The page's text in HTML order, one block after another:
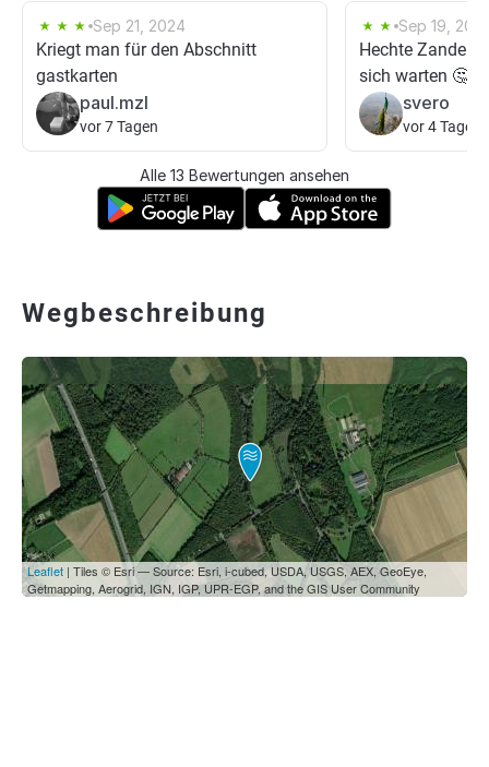
Sep 21, 2024
Kriegt man für den Abschnitt
gastkarten
paul.mzl
vor 7 Tagen
Sep 19, 2021
Hechte Zander
sich warten 🤔🙄
svero
vor 4 Tagen
Alle 13 Bewertungen ansehen
Wegbeschreibung
Leaflet | Tiles © Esri — Source: Esri, i-cubed, USDA, USGS, AEX, GeoEye,
Getmapping, Aerogrid, IGN, IGP, UPR-EGP, and the GIS User Community